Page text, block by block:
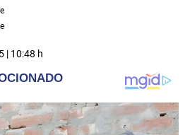
| 10:48 h